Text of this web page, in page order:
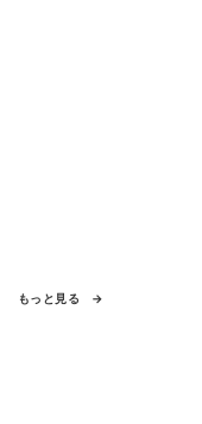
もっと見る